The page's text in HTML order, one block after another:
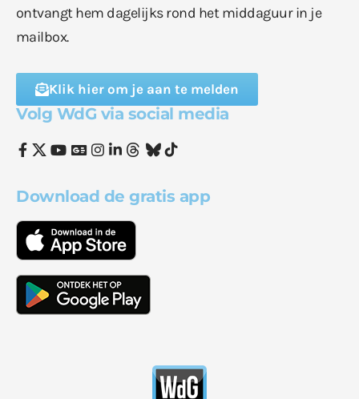
ontvangt hem dagelijks rond het middaguur in je
mailbox.
Klik hier om je aan te melden
Volg WdG via social media
Download de gratis app